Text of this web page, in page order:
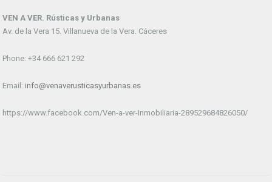
VEN A VER. Rústicas y Urbanas
Av. de la Vera 15. Villanueva de la Vera. Cáceres
Phone: +34 666 621 292
Email: info@venaverusticasyurbanas.es
https://www.facebook.com/Ven-a-ver-Inmobiliaria-289529684826050/